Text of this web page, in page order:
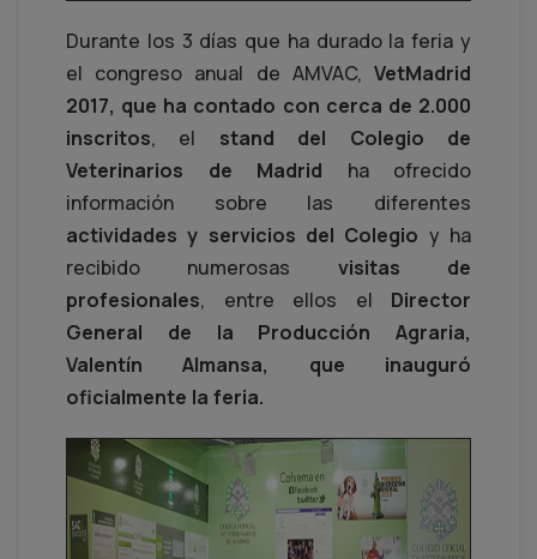
Durante los 3 días que ha durado la feria y
el congreso anual de AMVAC, VetMadrid
2017, que ha contado con cerca de 2.000
inscritos, el stand del Colegio de
Veterinarios de Madrid ha ofrecido
información sobre las diferentes
actividades y servicios del Colegio y ha
recibido numerosas visitas de
profesionales, entre ellos el Director
General de la Producción Agraria,
Valentín Almansa, que inauguró
oficialmente la feria.